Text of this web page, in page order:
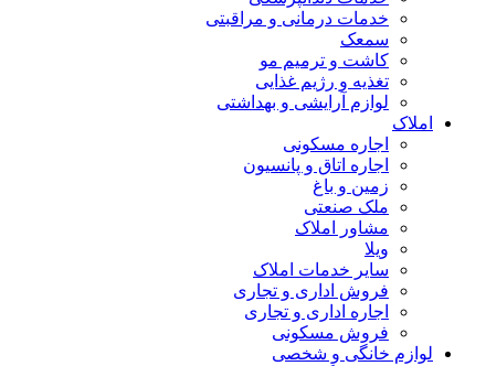
خدمات درمانی و مراقبتی
سمعک
کاشت و ترمیم مو
تغذیه و رژیم غذایی
لوازم آرایشی و بهداشتی
املاک
اجاره مسکونی
اجاره اتاق و پانسیون
زمین و باغ
ملک صنعتی
مشاور املاک
ویلا
سایر خدمات املاک
فروش اداری و تجاری
اجاره اداری و تجاری
فروش مسکونی
لوازم خانگی و شخصی